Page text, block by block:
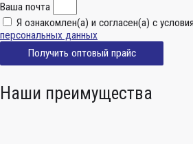
Ваша почта
Я ознакомлен(а) и согласен(а) с
персональных данных
Получить оптовый прайс
Наши преимущества